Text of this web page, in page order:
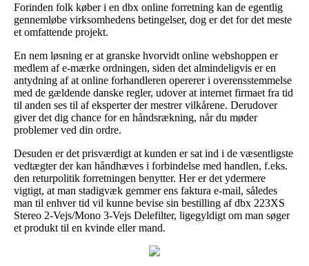
Forinden folk køber i en dbx online forretning kan de egentlig
gennemløbe virksomhedens betingelser, dog er det for det meste
et omfattende projekt.
En nem løsning er at granske hvorvidt online webshoppen er
medlem af e-mærke ordningen, siden det almindeligvis er en
antydning af at online forhandleren opererer i overensstemmelse
med de gældende danske regler, udover at internet firmaet fra tid
til anden ses til af eksperter der mestrer vilkårene. Derudover
giver det dig chance for en håndsrækning, når du møder
problemer ved din ordre.
Desuden er det prisværdigt at kunden er sat ind i de væsentligste
vedtægter der kan håndhæves i forbindelse med handlen, f.eks.
den returpolitik forretningen benytter. Her er det ydermere
vigtigt, at man stadigvæk gemmer ens faktura e-mail, således
man til enhver tid vil kunne bevise sin bestilling af dbx 223XS
Stereo 2-Vejs/Mono 3-Vejs Delefilter, ligegyldigt om man søger
et produkt til en kvinde eller mand.